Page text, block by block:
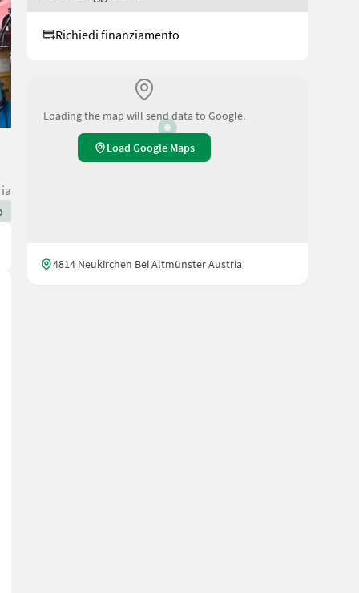
Richiedi finanziamento
Loading the map will send data to Google.
Load Google Maps
4814 Neukirchen Bei Altmünster Austria